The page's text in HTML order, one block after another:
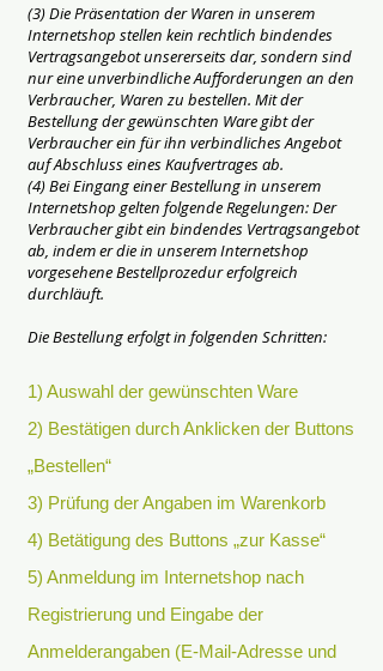
(3) Die Präsentation der Waren in unserem
Internetshop stellen kein rechtlich bindendes
Vertragsangebot unsererseits dar, sondern sind
nur eine unverbindliche Aufforderungen an den
Verbraucher, Waren zu bestellen. Mit der
Bestellung der gewünschten Ware gibt der
Verbraucher ein für ihn verbindliches Angebot
auf Abschluss eines Kaufvertrages ab.
(4) Bei Eingang einer Bestellung in unserem
Internetshop gelten folgende Regelungen: Der
Verbraucher gibt ein bindendes Vertragsangebot
ab, indem er die in unserem Internetshop
vorgesehene Bestellprozedur erfolgreich
durchläuft.
Die Bestellung erfolgt in folgenden Schritten:
1) Auswahl der gewünschten Ware
2) Bestätigen durch Anklicken der Buttons
„Bestellen“
3) Prüfung der Angaben im Warenkorb
4) Betätigung des Buttons „zur Kasse“
5) Anmeldung im Internetshop nach
Registrierung und Eingabe der
Anmelderangaben (E-Mail-Adresse und